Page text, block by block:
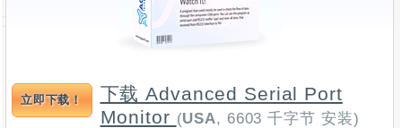
立即下载！
下载 Advanced Serial Port
Monitor (USA, 6603 千字节 安装)